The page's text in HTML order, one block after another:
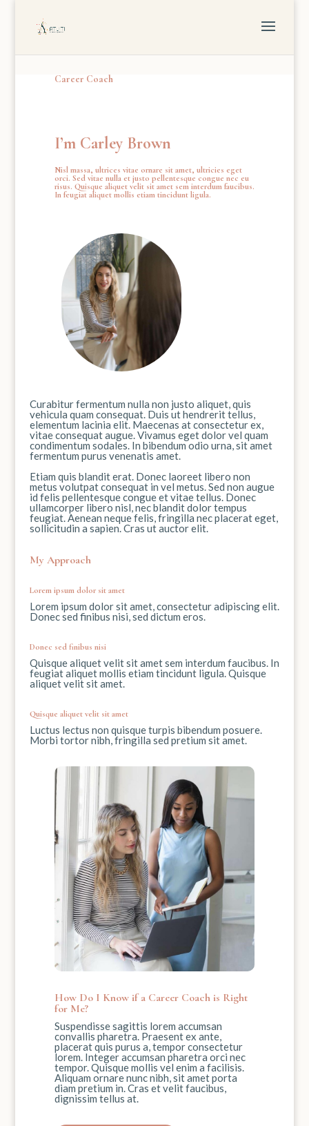
Career Coach
I’m Carley Brown
Nisl massa, ultrices vitae ornare sit amet, ultricies eget
orci. Sed vitae nulla et justo pellentesque congue nec eu
risus. Quisque aliquet velit sit amet sem interdum faucibus.
In feugiat aliquet mollis etiam tincidunt ligula.
Curabitur fermentum nulla non justo aliquet, quis
vehicula quam consequat. Duis ut hendrerit tellus,
elementum lacinia elit. Maecenas at consectetur ex,
vitae consequat augue. Vivamus eget dolor vel quam
condimentum sodales. In bibendum odio urna, sit amet
fermentum purus venenatis amet.
Etiam quis blandit erat. Donec laoreet libero non
metus volutpat consequat in vel metus. Sed non augue
id felis pellentesque congue et vitae tellus. Donec
ullamcorper libero nisl, nec blandit dolor tempus
feugiat. Aenean neque felis, fringilla nec placerat eget,
sollicitudin a sapien. Cras ut auctor elit.
My Approach
Lorem ipsum dolor sit amet
Lorem ipsum dolor sit amet, consectetur adipiscing elit.
Donec sed finibus nisi, sed dictum eros.
Donec sed finibus nisi
Quisque aliquet velit sit amet sem interdum faucibus. In
feugiat aliquet mollis etiam tincidunt ligula. Quisque
aliquet velit sit amet.
Quisque aliquet velit sit amet
Luctus lectus non quisque turpis bibendum posuere.
Morbi tortor nibh, fringilla sed pretium sit amet.
How Do I Know if a Career Coach is Right
for Me?
Suspendisse sagittis lorem accumsan
convallis pharetra. Praesent ex ante,
placerat quis purus a, tempor consectetur
lorem. Integer accumsan pharetra orci nec
tempor. Quisque mollis vel enim a facilisis.
Aliquam ornare nunc nibh, sit amet porta
diam pretium in. Cras et velit faucibus,
dignissim tellus at.